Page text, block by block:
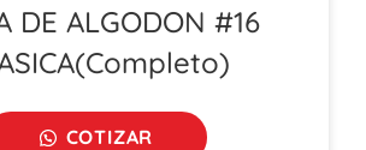
DE ALGODON #16
COTIZAR